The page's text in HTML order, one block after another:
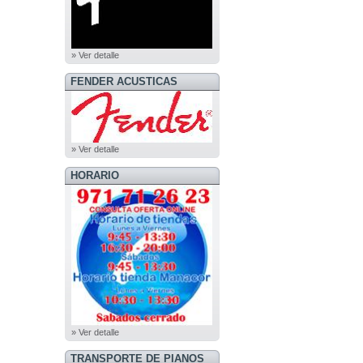
» Ver detalle
FENDER ACUSTICAS
» Ver detalle
HORARIO
» Ver detalle
TRANSPORTE DE PIANOS